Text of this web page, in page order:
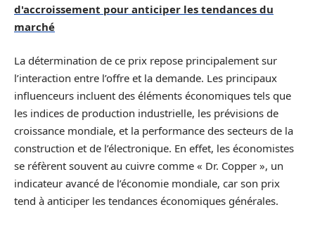
d'accroissement pour anticiper les tendances du
marché
La détermination de ce prix repose principalement sur
l’interaction entre l’offre et la demande. Les principaux
influenceurs incluent des éléments économiques tels que
les indices de production industrielle, les prévisions de
croissance mondiale, et la performance des secteurs de la
construction et de l’électronique. En effet, les économistes
se réfèrent souvent au cuivre comme « Dr. Copper », un
indicateur avancé de l’économie mondiale, car son prix
tend à anticiper les tendances économiques générales.